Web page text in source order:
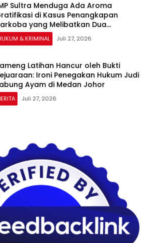
Sultra Menduga Ada Aroma
di Kasus Penangkapan
yang Melibatkan Dua
PT GMS
& KRIMINAL Juli 27, 2026
Latihan Hancur oleh Bukti
Ironi Penegakan Hukum Judi
Ayam di Medan Johor
Juli 27, 2026